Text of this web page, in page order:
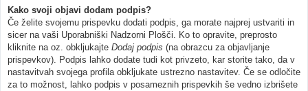
Kako svoji objavi dodam podpis?
Če želite svojemu prispevku dodati podpis, ga morate najprej ustvariti in
sicer na vaši Uporabniški Nadzorni Plošči. Ko to opravite, preprosto
kliknite na oz. obkljukajte Dodaj podpis (na obrazcu za objavljanje
prispevkov). Podpis lahko dodate tudi kot privzeto, kar storite tako, da v
nastavitvah svojega profila obkljukate ustrezno nastavitev. Če se odločite
za to možnost, lahko podpis v posameznih prispevkih še vedno izbrišete